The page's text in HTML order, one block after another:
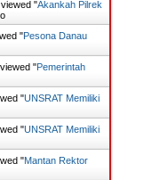
viewed "Akankah Pilrek
"Pesona Danau
viewed "Pemerintah
"UNSRAT Memiliki
"UNSRAT Memiliki
"Mantan Rektor